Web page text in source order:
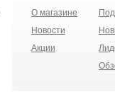
О магазине
Новости
Акции